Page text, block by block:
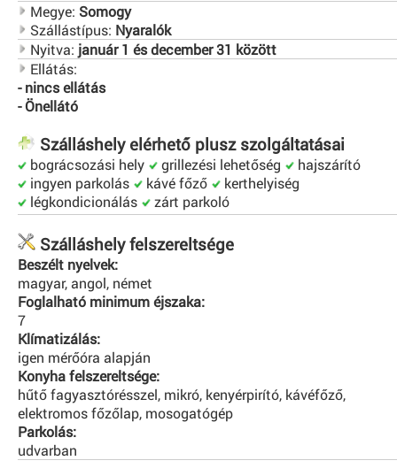
Megye: Somogy
Szállástípus: Nyaralók
Nyitva: január 1 és december 31 között
Ellátás:
- nincs ellátás
- Önellátó
Szálláshely elérhető plusz szolgáltatásai
bográcsozási hely grillezési lehetőség
hajszárító
ingyen parkolás
kávé főző
kerthelyiség
légkondicionálás
zárt parkoló
Szálláshely felszereltsége
Beszélt nyelvek:
magyar, angol, német
Foglalható minimum éjszaka:
7
Klímatizálás:
igen mérőóra alapján
Konyha felszereltsége:
hűtő fagyasztórésszel, mikró, kenyérpirító, kávéfőző,
elektromos főzőlap, mosogatógép
Parkolás:
udvarban